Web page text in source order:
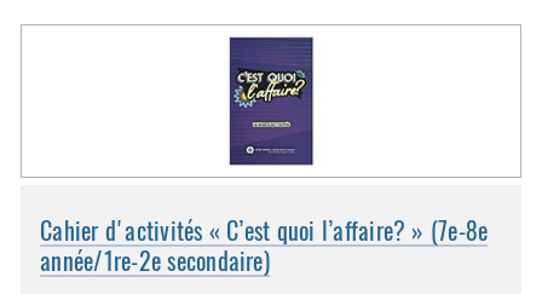
Cahier d'activités « C’est quoi l’affaire? » (7e-8e
année/1re-2e secondaire)